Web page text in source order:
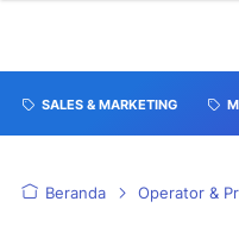
SALES & MARKETING
Beranda Operator &